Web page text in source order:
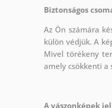
Biztonságos
Az Ön számára
külön védjük.A
Mivel törékeny
amely csökkenti a
A vászonképek